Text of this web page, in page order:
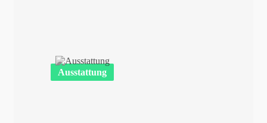
Ausstattung